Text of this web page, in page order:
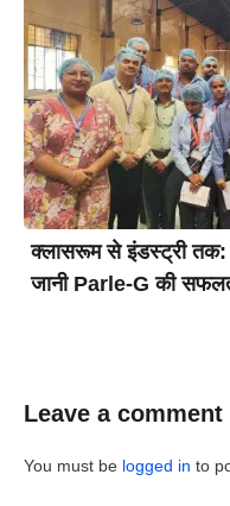
क्लासरूम से इंडस्ट्री
जानी Parle-G की
Leave a comment
You must be logged in to